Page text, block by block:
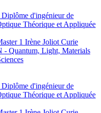
d'ingénieur de
Théorique et Appliquée
1 Irène Joliot Curie
Quantum, Light, Materials
d'ingénieur de
Théorique et Appliquée